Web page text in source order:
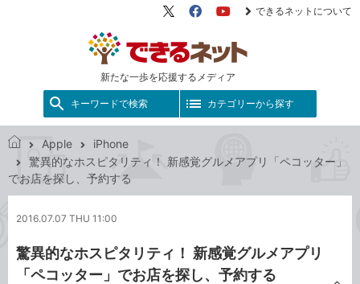
新たな一歩を応援するメディア
X（旧
FacebookYouTube
できるネットについて
キーワードで検索 カテゴリーから探す
で
き
ッ
Apple
iPhone
驚異的なホスピタリティ！ 新感覚グルメアプリ「ペコッター」
でお店を探し、予約する
2016.07.07 THU 11:00
驚異的なホスピタリティ！ 新感覚グルメアプリ
「ペコッター」でお店を探し、予約する